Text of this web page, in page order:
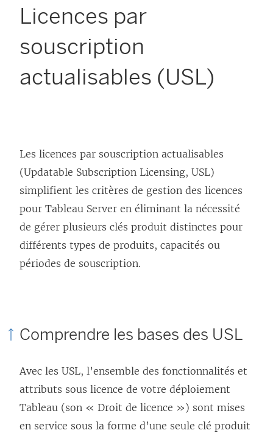
Licences par
souscription
actualisables (USL)
Les licences par souscription actualisables
(Updatable Subscription Licensing, USL)
simplifient les critères de gestion des licences
pour Tableau Server en éliminant la nécessité
de gérer plusieurs clés produit distinctes pour
différents types de produits, capacités ou
périodes de souscription.
Comprendre les bases des USL
Avec les USL, l’ensemble des fonctionnalités et
attributs sous licence de votre déploiement
Tableau (son « Droit de licence ») sont mises
en service sous la forme d’une seule clé produit